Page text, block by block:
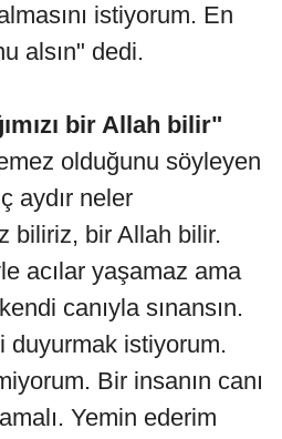
istiyorum. En
alsın" dedi.
bir Allah bilir"
olduğunu söyleyen
aydır neler
biliriz, bir Allah bilir.
acılar yaşamaz ama
canıyla sınansın.
duyurmak istiyorum.
Bir insanın canı
Yemin ederim